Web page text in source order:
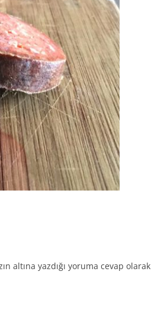
altına yazdığı yoruma cevap olarak